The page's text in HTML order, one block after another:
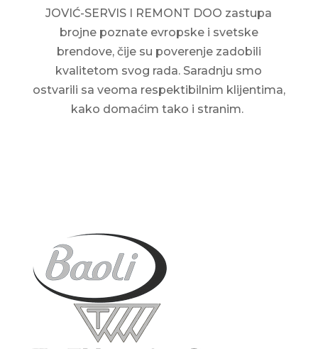
JOVIĆ-SERVIS I REMONT DOO zastupa
brojne poznate evropske i svetske
brendove, čije su poverenje zadobili
kvalitetom svog rada. Saradnju smo
ostvarili sa veoma respektibilnim klijentima,
kako domaćim tako i stranim.